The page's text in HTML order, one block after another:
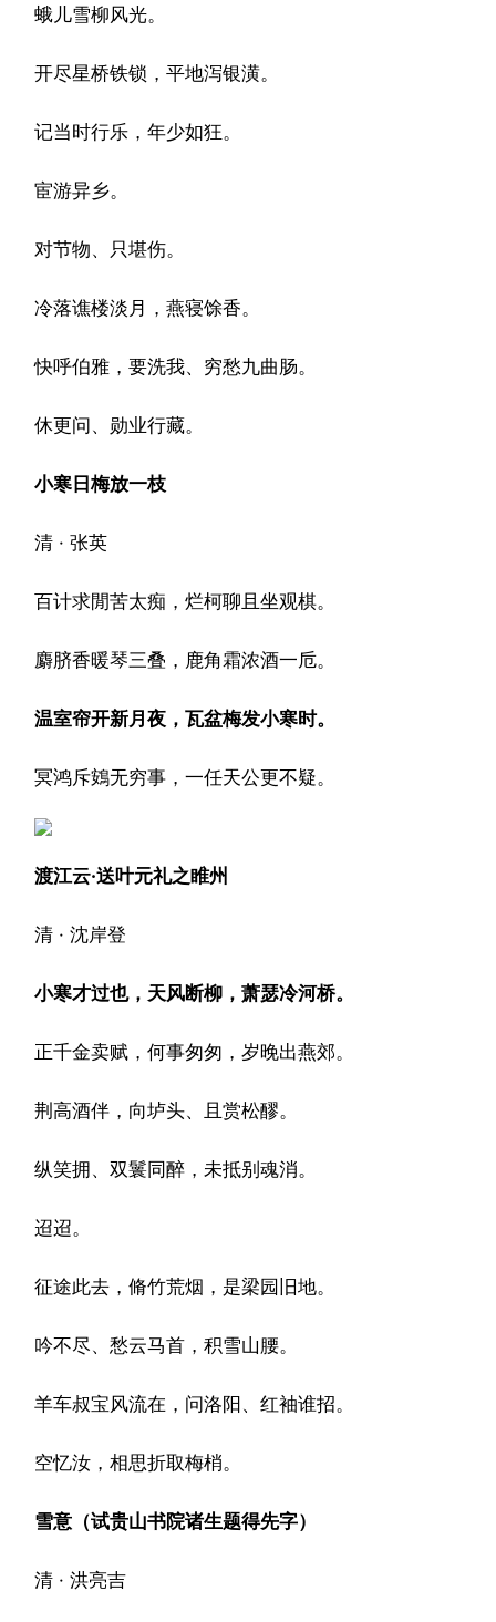
蛾儿雪柳风光。
开尽星桥铁锁，平地泻银潢。
记当时行乐，年少如狂。
宦游异乡。
对节物、只堪伤。
冷落谯楼淡月，燕寝馀香。
快呼伯雅，要洗我、穷愁九曲肠。
休更问、勋业行藏。
小寒日梅放一枝
清 · 张英
百计求閒苦太痴，烂柯聊且坐观棋。
麝脐香暖琴三叠，鹿角霜浓酒一卮。
温室帘开新月夜，瓦盆梅发小寒时。
冥鸿斥鴳无穷事，一任天公更不疑。
渡江云·送叶元礼之睢州
清 · 沈岸登
小寒才过也，天风断柳，萧瑟冷河桥。
正千金卖赋，何事匆匆，岁晚出燕郊。
荆高酒伴，向垆头、且赏松醪。
纵笑拥、双鬟同醉，未抵别魂消。
迢迢。
征途此去，脩竹荒烟，是梁园旧地。
吟不尽、愁云马首，积雪山腰。
羊车叔宝风流在，问洛阳、红袖谁招。
空忆汝，相思折取梅梢。
雪意（试贵山书院诸生题得先字）
清 · 洪亮吉